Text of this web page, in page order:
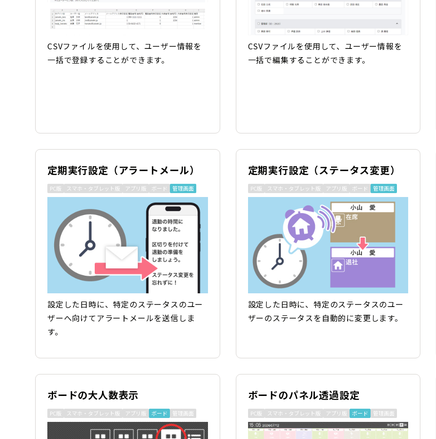
CSVファイルを使用して、ユーザー情報を
一括で登録することができます。
CSVファイルを使用して、ユーザー情報を
一括で編集することができます。
定期実行設定（アラートメール）
PC版 スマホ・タブレット版 アプリ版 ボード 管理画面
設定した日時に、特定のステータスのユー
ザーへ向けてアラートメールを送信しま
す。
定期実行設定（ステータス変更）
PC版 スマホ・タブレット版 アプリ版 ボード 管理画面
設定した日時に、特定のステータスのユー
ザーのステータスを自動的に変更します。
ボードの大人数表示
PC版 スマホ・タブレット版 アプリ版 ボード 管理画面
ボードのパネル透過設定
PC版 スマホ・タブレット版 アプリ版 ボード 管理画面